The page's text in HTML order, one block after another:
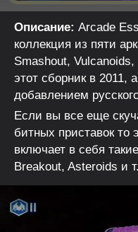
Описание: Arcade
коллекция из пяти
Smashout,
этот сборник в 2011,
добавлением
Если вы все еще
битных приставок то
включает в себя
Breakout, Asteroids и